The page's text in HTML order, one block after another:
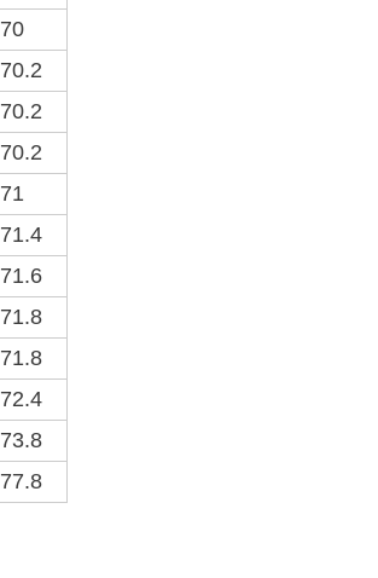
70
70.2
70.2
70.2
71
71.4
71.6
71.8
71.8
72.4
73.8
77.8